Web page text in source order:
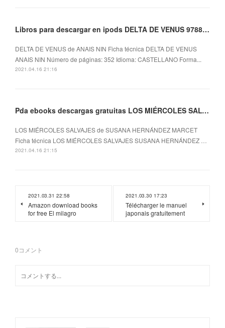
Libros para descargar en ipods DELTA DE VENUS 9788420695167 in Spanish
DELTA DE VENUS de ANAIS NIN Ficha técnica DELTA DE VENUS
ANAIS NIN Número de páginas: 352 Idioma: CASTELLANO Forma...
2021.04.16 21:16
Pda ebooks descargas gratuitas LOS MIÉRCOLES SALVAJES MOBI 9788497438568
LOS MIÉRCOLES SALVAJES de SUSANA HERNÁNDEZ MARCET
Ficha técnica LOS MIÉRCOLES SALVAJES SUSANA HERNÁNDEZ …
2021.04.16 21:15
2021.03.31 22:58
Amazon download books
for free El milagro
2021.03.30 17:23
Télécharger le manuel
japonais gratuitement
0コメント